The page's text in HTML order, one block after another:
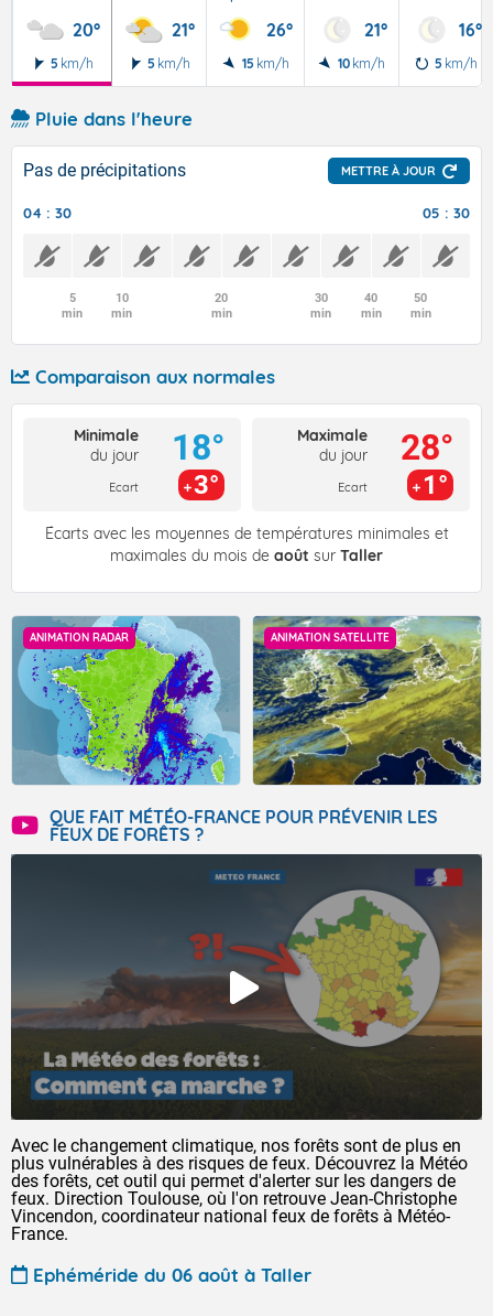
20°
5 km/h
21°
5 km/h
26°
15 km/h
21°
10 km/h
16°
5 km/h
Pluie dans l'heure
Pas de précipitations METTRE À JOUR
04 : 30 05 : 30
5
min
10
min
20
min
30
min
40
min
50
min
Comparaison aux normales
Minimale
du jour
Ecart
18°
3°
Maximale
du jour
Ecart
28°
1°
Écarts avec les moyennes de températures minimales et
maximales du mois de août sur Taller
ANIMATION RADAR ANIMATION SATELLITE
QUE FAIT MÉTÉO-FRANCE POUR PRÉVENIR LES
FEUX DE FORÊTS ?
Avec le changement climatique, nos forêts sont de plus en
plus vulnérables à des risques de feux. Découvrez la Météo
des forêts, cet outil qui permet d'alerter sur les dangers de
feux. Direction Toulouse, où l'on retrouve Jean-Christophe
Vincendon, coordinateur national feux de forêts à Météo-
France.
Ephéméride du 06 août à Taller